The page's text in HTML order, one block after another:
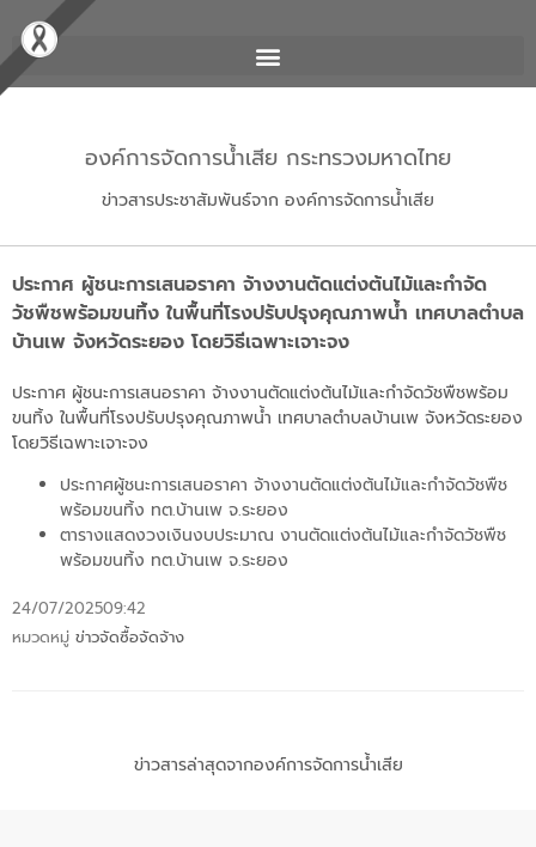
องค์การจัดการน้ำเสีย กระทรวงมหาดไทย
ข่าวสารประชาสัมพันธ์จาก องค์การจัดการน้ำเสีย
ประกาศ ผู้ชนะการเสนอราคา จ้างงานตัดแต่งต้นไม้และกำจัด
วัชพืชพร้อมขนทิ้ง ในพื้นที่โรงปรับปรุงคุณภาพน้ำ เทศบาลตำบล
บ้านเพ จังหวัดระยอง โดยวิธีเฉพาะเจาะจง
ประกาศ ผู้ชนะการเสนอราคา จ้างงานตัดแต่งต้นไม้และกำจัดวัชพืชพร้อม
ขนทิ้ง ในพื้นที่โรงปรับปรุงคุณภาพน้ำ เทศบาลตำบลบ้านเพ จังหวัดระยอง
โดยวิธีเฉพาะเจาะจง
ประกาศผู้ชนะการเสนอราคา จ้างงานตัดแต่งต้นไม้และกำจัดวัชพืช
พร้อมขนทิ้ง ทต.บ้านเพ จ.ระยอง
ตารางแสดงวงเงินงบประมาณ งานตัดแต่งต้นไม้และกำจัดวัชพืช
พร้อมขนทิ้ง ทต.บ้านเพ จ.ระยอง
24/07/202509:42
หมวดหมู่ ข่าวจัดซื้อจัดจ้าง
ข่าวสารล่าสุดจากองค์การจัดการน้ำเสีย